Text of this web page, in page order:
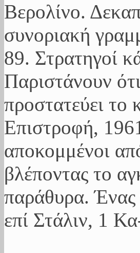
Βερολίνο.
συνοριακή
89. Στρατηγοί
Παριστάνουν
προστατεύει
Επιστροφή,
αποκομμένοι
βλέποντας το
παράθυρα. Ένας
επί Στάλιν, 1